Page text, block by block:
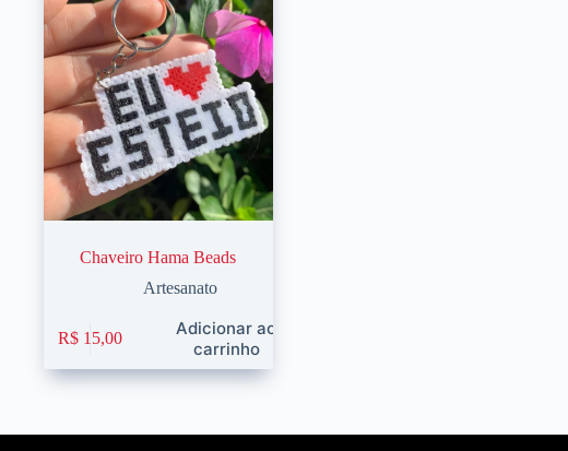
Chaveiro Hama Beads
Artesanato
R$15,00
Adicionar ao
carrinho